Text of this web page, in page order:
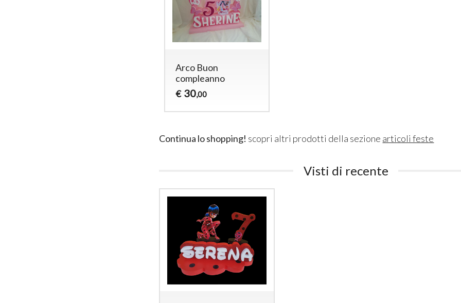
Arco Buon
compleanno
€ 30,00
Continua lo shopping! scopri altri prodotti della sezione articoli feste
Visti di recente